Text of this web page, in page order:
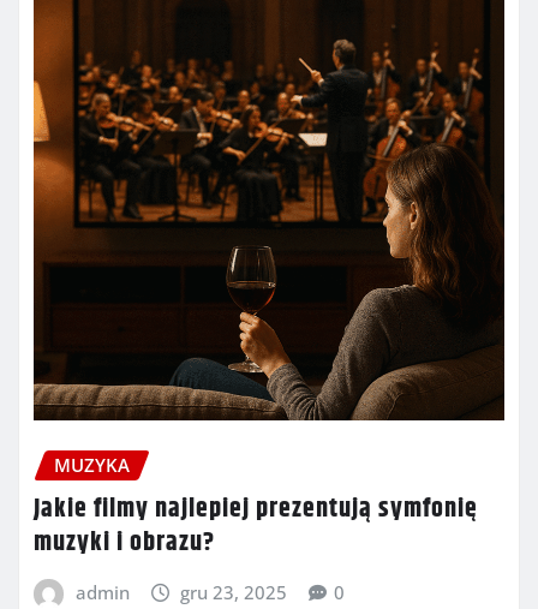
MUZYKA
Jakie filmy najlepiej prezentują symfonię
muzyki i obrazu?
admin gru 23, 2025 0